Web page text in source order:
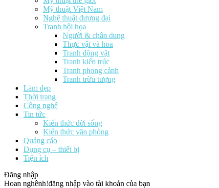
Mỹ thuật Việt Nam
Nghệ thuật đương đại
Tranh hội họa
Người & chân dung
Thực vật và hoa
Tranh động vật
Tranh kiến trúc
Tranh phong cảnh
Tranh trừu tượng
Làm đẹp
Thời trang
Công nghệ
Tin tức
Kiến thức đời sống
Kiến thức văn phòng
Quảng cáo
Dụng cụ – thiết bị
Tiện ích
Đăng nhập
Hoan nghênh!đăng nhập vào tài khoản của bạn